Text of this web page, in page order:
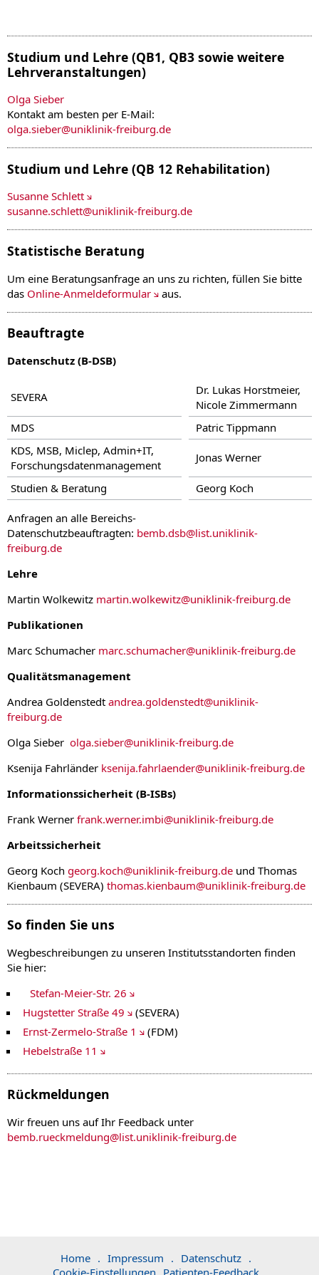
Studium und Lehre (QB1, QB3 sowie weitere
Lehrveranstaltungen)
Olga Sieber
Kontakt am besten per E-Mail:
olga.sieber@uniklinik-freiburg.de
Studium und Lehre (QB 12 Rehabilitation)
Susanne Schlett
susanne.schlett@uniklinik-freiburg.de
Statistische Beratung
Um eine Beratungsanfrage an uns zu richten, füllen Sie bitte
das Online-Anmeldeformular aus.
Beauftragte
Datenschutz (B-DSB)
SEVERA
Dr. Lukas Horstmeier,
Nicole Zimmermann
MDS
Patric Tippmann
KDS, MSB, Miclep, Admin+IT,
Forschungsdatenmanagement
Jonas Werner
Studien & Beratung Georg Koch
Anfragen an alle Bereichs-
Datenschutzbeauftragten: bemb.dsb@list.uniklinik-
freiburg.de
Lehre
Martin Wolkewitz martin.wolkewitz@uniklinik-freiburg.de
Publikationen
Marc Schumacher marc.schumacher@uniklinik-freiburg.de
Qualitätsmanagement
Andrea Goldenstedt andrea.goldenstedt@uniklinik-
freiburg.de
Olga Sieber olga.sieber@uniklinik-freiburg.de
Ksenija Fahrländer ksenija.fahrlaender@uniklinik-freiburg.de
Informationssicherheit (B-ISBs)
Frank Werner frank.werner.imbi@uniklinik-freiburg.de
Arbeitssicherheit
Georg Koch georg.koch@uniklinik-freiburg.de und Thomas
Kienbaum (SEVERA) thomas.kienbaum@uniklinik-freiburg.de
So finden Sie uns
Wegbeschreibungen zu unseren Institutsstandorten finden
Sie hier:
Stefan-Meier-Str. 26
Hugstetter Straße 49
(SEVERA)
Ernst-Zermelo-Straße 1
(FDM)
Hebelstraße 11
Rückmeldungen
Wir freuen uns auf Ihr Feedback unter
bemb.rueckmeldung@list.uniklinik-freiburg.de
Home . Impressum . Datenschutz .
Cookie-Einstellungen Patienten-Feedback